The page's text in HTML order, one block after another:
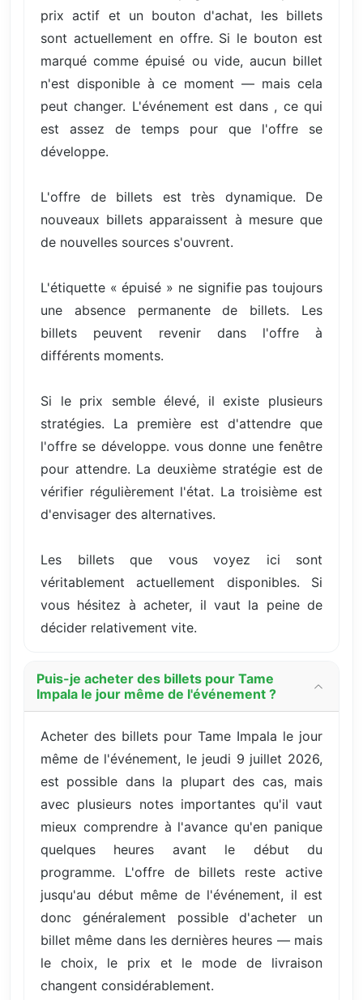
prix actif et un bouton d'achat, les billets
sont actuellement en offre. Si le bouton est
marqué comme épuisé ou vide, aucun billet
n'est disponible à ce moment — mais cela
peut changer. L'événement est dans , ce qui
est assez de temps pour que l'offre se
développe.
L'offre de billets est très dynamique. De
nouveaux billets apparaissent à mesure que
de nouvelles sources s'ouvrent.
L'étiquette « épuisé » ne signifie pas toujours
une absence permanente de billets. Les
billets peuvent revenir dans l'offre à
différents moments.
Si le prix semble élevé, il existe plusieurs
stratégies. La première est d'attendre que
l'offre se développe. vous donne une fenêtre
pour attendre. La deuxième stratégie est de
vérifier régulièrement l'état. La troisième est
d'envisager des alternatives.
Les billets que vous voyez ici sont
véritablement actuellement disponibles. Si
vous hésitez à acheter, il vaut la peine de
décider relativement vite.
Puis-je acheter des billets pour Tame
Impala le jour même de l'événement ?
Acheter des billets pour Tame Impala le jour
même de l'événement, le jeudi 9 juillet 2026,
est possible dans la plupart des cas, mais
avec plusieurs notes importantes qu'il vaut
mieux comprendre à l'avance qu'en panique
quelques heures avant le début du
programme. L'offre de billets reste active
jusqu'au début même de l'événement, il est
donc généralement possible d'acheter un
billet même dans les dernières heures — mais
le choix, le prix et le mode de livraison
changent considérablement.